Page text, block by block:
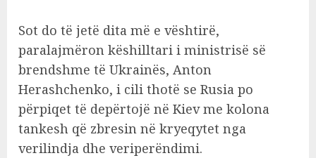
Sot do të jetë dita më e vështirë,
paralajmëron këshilltari i ministrisë së
brendshme të Ukrainës, Anton
Herashchenko, i cili thotë se Rusia po
përpiqet të depërtojë në Kiev me kolona
tankesh që zbresin në kryeqytet nga
verilindja dhe veriperëndimi.